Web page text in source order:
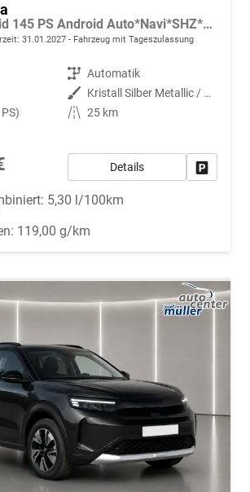
Ultimate Hybrid 145 PS Android Auto*Navi*SHZ*Tech Paket GS*Kamera*Klimaauto
31.01.2027 Fahrzeug mit Tageszulassung
Getriebe Automatik
Außenfarbe
Kristall Silber Metallic / Dach Schwarz
Kilometerstand 25 km
Details
5,30 l/100km
119,00 g/km